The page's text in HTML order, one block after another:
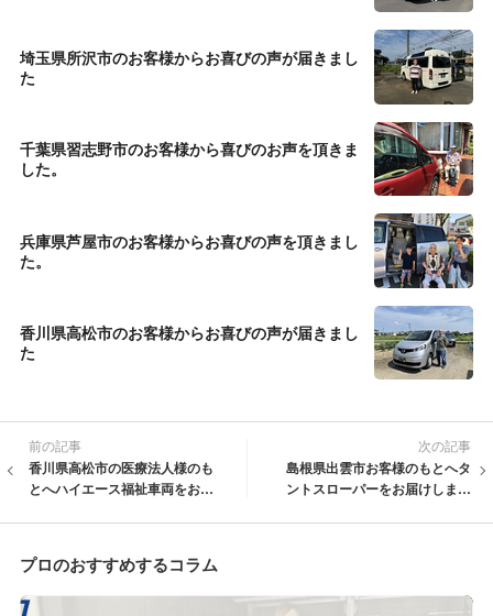
埼玉県所沢市のお客様からお喜びの声が届きまし
た
千葉県習志野市のお客様から喜びのお声を頂きま
した。
兵庫県芦屋市のお客様からお喜びの声を頂きまし
た。
香川県高松市のお客様からお喜びの声が届きまし
た
前の記事
香川県高松市の医療法人様のも
とへハイエース福祉車両をお届
次の記事
島根県出雲市お客様のもとへタ
ントスローパーをお届けしまし
プロのおすすめするコラム